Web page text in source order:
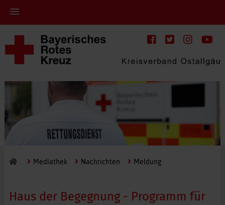
Mediathek Nachrichten Meldung
Haus der Begegnung - Programm für